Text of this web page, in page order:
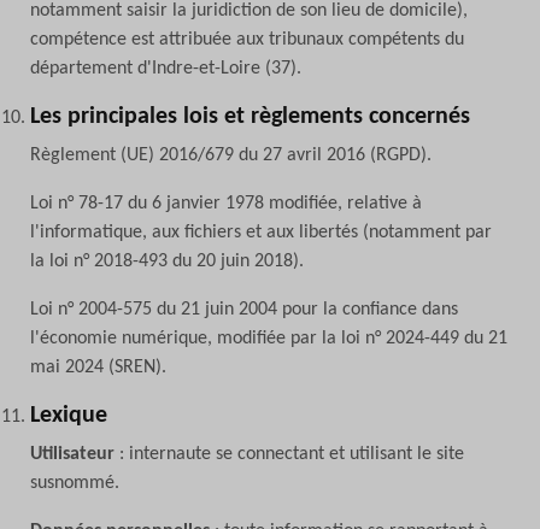
notamment saisir la juridiction de son lieu de domicile),
compétence est attribuée aux tribunaux compétents du
département d'Indre-et-Loire (37).
Les principales lois et règlements concernés
Règlement (UE) 2016/679 du 27 avril 2016 (RGPD).
Loi n° 78-17 du 6 janvier 1978 modifiée, relative à
l'informatique, aux fichiers et aux libertés (notamment par
la loi n° 2018-493 du 20 juin 2018).
Loi n° 2004-575 du 21 juin 2004 pour la confiance dans
l'économie numérique, modifiée par la loi n° 2024-449 du 21
mai 2024 (SREN).
Lexique
Utilisateur : internaute se connectant et utilisant le site
susnommé.